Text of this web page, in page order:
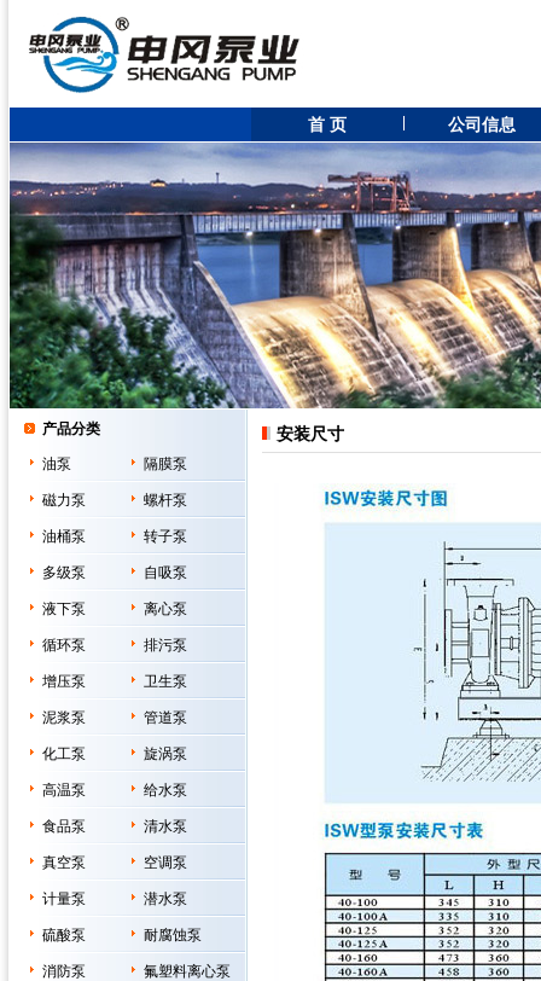
首 页 公司信息
产品分类
油泵 隔膜泵
磁力泵 螺杆泵
油桶泵 转子泵
多级泵 自吸泵
液下泵 离心泵
循环泵 排污泵
增压泵 卫生泵
泥浆泵 管道泵
化工泵 旋涡泵
高温泵 给水泵
食品泵 清水泵
真空泵 空调泵
计量泵 潜水泵
硫酸泵 耐腐蚀泵
消防泵 氟塑料离心泵
安装尺寸